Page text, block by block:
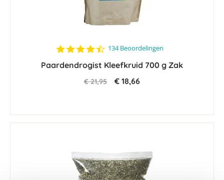
4.6
rating
134 Beoordelingen
Paardendrogist Kleefkruid 700 g Zak
€ 21,95 € 18,66